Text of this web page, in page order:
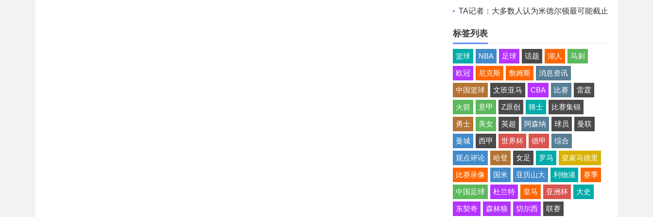
想清薪资空间且提高战力
TA记者：大多数人认为米德尔顿最可能截止
日后留队 成为买断候选
标签列表
篮球 NBA 足球 话题 湖人 马刺
欧冠 尼克斯 詹姆斯 消息资讯
中国篮球 文班亚马 CBA 比赛 雷霆
火箭 意甲 Z原创 骑士 比赛集锦
勇士 美女 英超 阿森纳 球员 曼联
曼城 西甲 世界杯 德甲 综合
观点评论 哈登 女足 罗马 皇家马德里
比赛录像 国米 亚历山大 利物浦 赛季
中国足球 杜兰特 皇马 亚洲杯 大史
东契奇 森林狼 切尔西 联赛